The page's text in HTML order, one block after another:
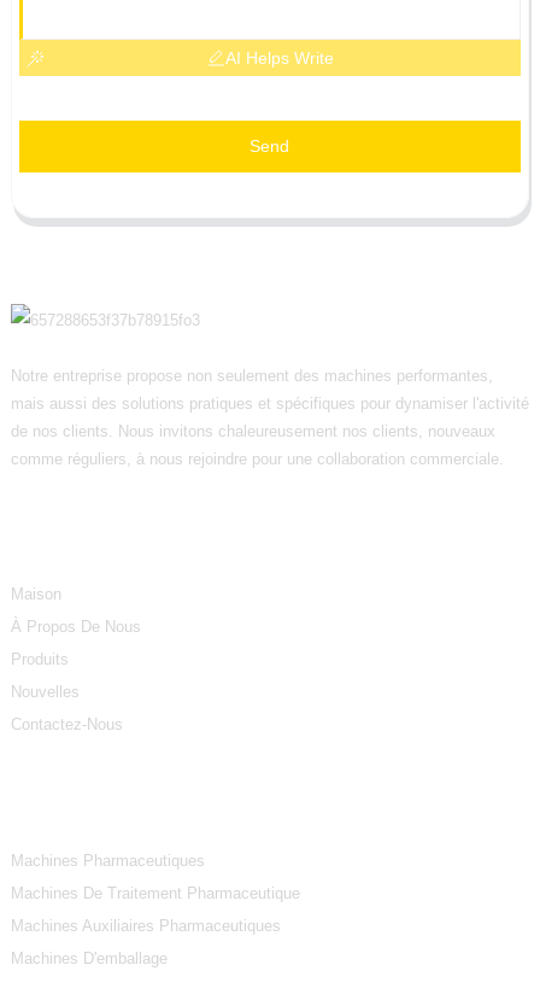
AI Helps Write
Send
Notre entreprise propose non seulement des machines performantes,
mais aussi des solutions pratiques et spécifiques pour dynamiser l'activité
de nos clients. Nous invitons chaleureusement nos clients, nouveaux
comme réguliers, à nous rejoindre pour une collaboration commerciale.
Maison
À Propos De Nous
Produits
Nouvelles
Contactez-Nous
Machines Pharmaceutiques
Machines De Traitement Pharmaceutique
Machines Auxiliaires Pharmaceutiques
Machines D'emballage